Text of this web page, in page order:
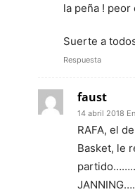
la peña ! peor
Suerte a
Respuesta
faust
14 abril 2018
RAFA, el
Basket, le